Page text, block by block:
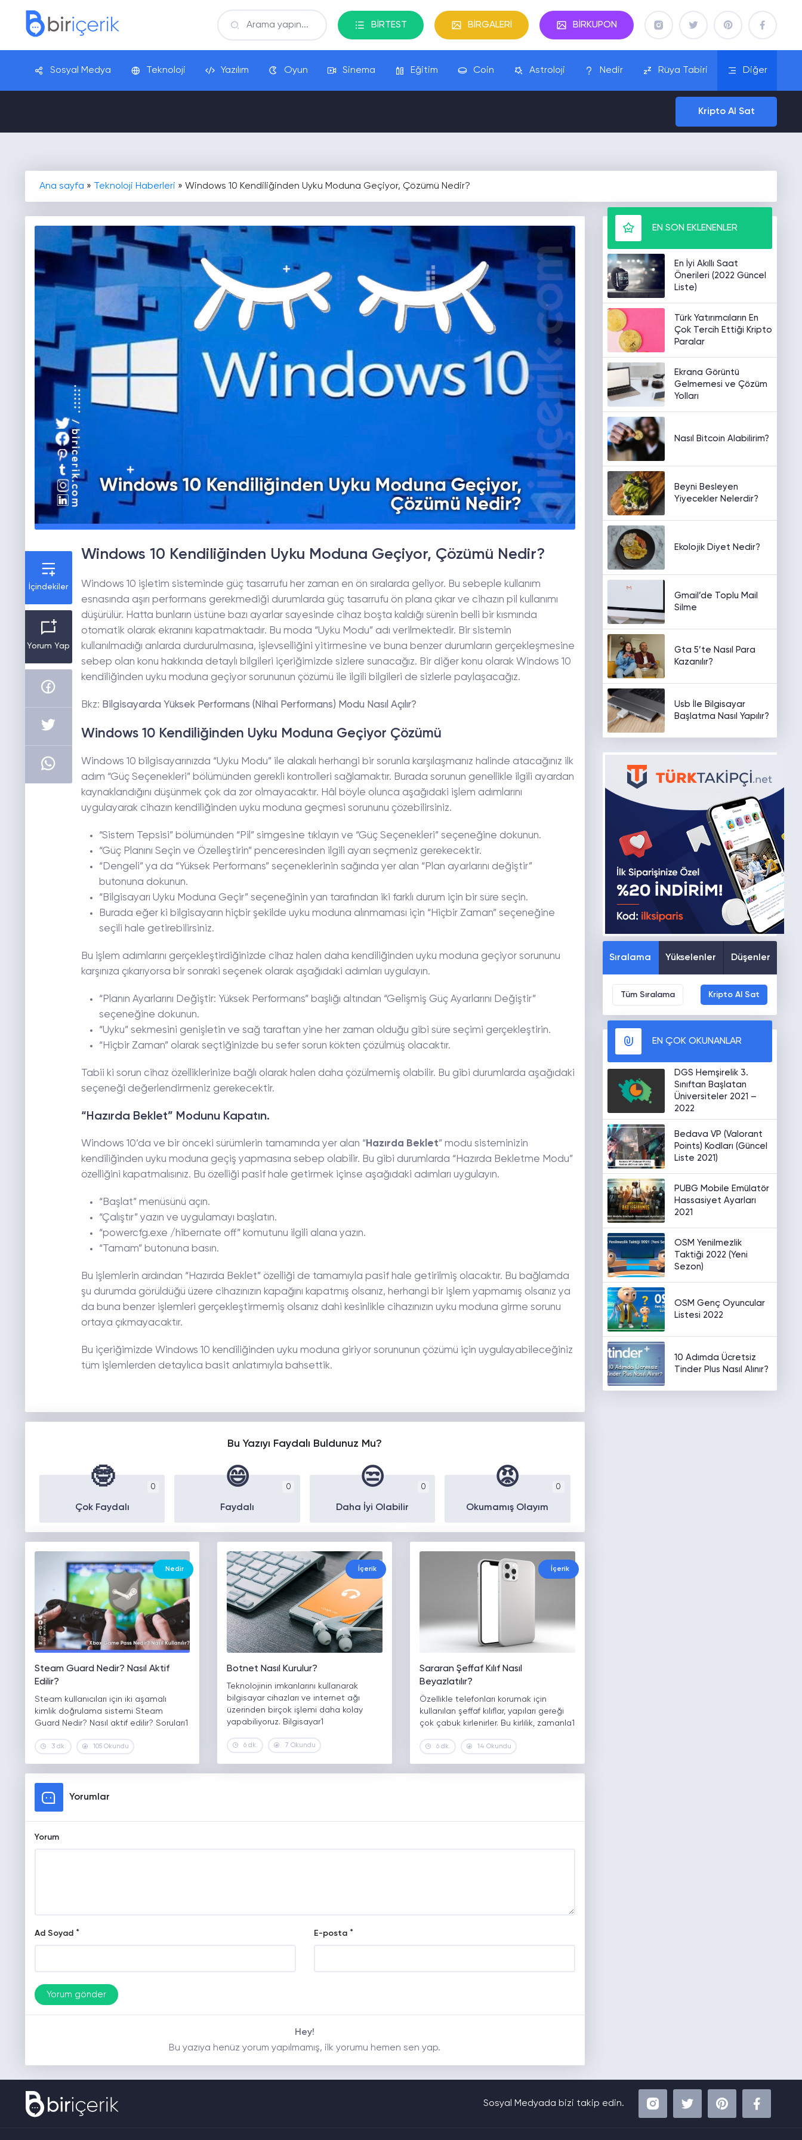
BİRTEST BİRGALERİ BİRKUPON
Sosyal Medya Teknoloji Yazılım Oyun Sinema Eğitim Coin Astroloji Nedir Rüya Tabiri Diğer
Kripto Al Sat
Ana sayfa » Teknoloji Haberleri » Windows 10 Kendiliğinden Uyku Moduna Geçiyor, Çözümü Nedir?
İçindekiler
Yorum Yap
Windows 10 Kendiliğinden Uyku Moduna Geçiyor, Çözümü Nedir?
Windows 10 işletim sisteminde güç tasarrufu her zaman en ön sıralarda geliyor. Bu sebeple kullanım
esnasında aşırı performans gerekmediği durumlarda güç tasarrufu ön plana çıkar ve cihazın pil kullanımı
düşürülür. Hatta bunların üstüne bazı ayarlar sayesinde cihaz boşta kaldığı sürenin belli bir kısmında
otomatik olarak ekranını kapatmaktadır. Bu moda “Uyku Modu” adı verilmektedir. Bir sistemin
kullanılmadığı anlarda durdurulmasına, işlevselliğini yitirmesine ve buna benzer durumların gerçekleşmesine
sebep olan konu hakkında detaylı bilgileri içeriğimizde sizlere sunacağız. Bir diğer konu olarak Windows 10
kendiliğinden uyku moduna geçiyor sorununun çözümü ile ilgili bilgileri de sizlerle paylaşacağız.
Bkz: Bilgisayarda Yüksek Performans (Nihai Performans) Modu Nasıl Açılır?
Windows 10 Kendiliğinden Uyku Moduna Geçiyor Çözümü
Windows 10 bilgisayarınızda “Uyku Modu” ile alakalı herhangi bir sorunla karşılaşmanız halinde atacağınız ilk
adım “Güç Seçenekleri” bölümünden gerekli kontrolleri sağlamaktır. Burada sorunun genellikle ilgili ayardan
kaynaklandığını düşünmek çok da zor olmayacaktır. Hâl böyle olunca aşağıdaki işlem adımlarını
uygulayarak cihazın kendiliğinden uyku moduna geçmesi sorununu çözebilirsiniz.
“Sistem Tepsisi” bölümünden “Pil” simgesine tıklayın ve “Güç Seçenekleri” seçeneğine dokunun.
“Güç Planını Seçin ve Özelleştirin” penceresinden ilgili ayarı seçmeniz gerekecektir.
“Dengeli” ya da “Yüksek Performans” seçeneklerinin sağında yer alan “Plan ayarlarını değiştir”
butonuna dokunun.
“Bilgisayarı Uyku Moduna Geçir” seçeneğinin yan tarafından iki farklı durum için bir süre seçin.
Burada eğer ki bilgisayarın hiçbir şekilde uyku moduna alınmaması için “Hiçbir Zaman” seçeneğine
seçili hale getirebilirsiniz.
Bu işlem adımlarını gerçekleştirdiğinizde cihaz halen daha kendiliğinden uyku moduna geçiyor sorununu
karşınıza çıkarıyorsa bir sonraki seçenek olarak aşağıdaki adımları uygulayın.
“Planın Ayarlarını Değiştir: Yüksek Performans” başlığı altından “Gelişmiş Güç Ayarlarını Değiştir”
seçeneğine dokunun.
“Uyku” sekmesini genişletin ve sağ taraftan yine her zaman olduğu gibi süre seçimi gerçekleştirin.
“Hiçbir Zaman” olarak seçtiğinizde bu sefer sorun kökten çözülmüş olacaktır.
Tabii ki sorun cihaz özelliklerinize bağlı olarak halen daha çözülmemiş olabilir. Bu gibi durumlarda aşağıdaki
seçeneği değerlendirmeniz gerekecektir.
“Hazırda Beklet” Modunu Kapatın.
Windows 10’da ve bir önceki sürümlerin tamamında yer alan “Hazırda Beklet” modu sisteminizin
kendiliğinden uyku moduna geçiş yapmasına sebep olabilir. Bu gibi durumlarda “Hazırda Bekletme Modu”
özelliğini kapatmalısınız. Bu özelliği pasif hale getirmek içinse aşağıdaki adımları uygulayın.
“Başlat” menüsünü açın.
“Çalıştır” yazın ve uygulamayı başlatın.
“powercfg.exe /hibernate off” komutunu ilgili alana yazın.
“Tamam” butonuna basın.
Bu işlemlerin ardından “Hazırda Beklet” özelliği de tamamıyla pasif hale getirilmiş olacaktır. Bu bağlamda
şu durumda görüldüğü üzere cihazınızın kapağını kapatmış olsanız, herhangi bir işlem yapmamış olsanız ya
da buna benzer işlemleri gerçekleştirmemiş olsanız dahi kesinlikle cihazınızın uyku moduna girme sorunu
ortaya çıkmayacaktır.
Bu içeriğimizde Windows 10 kendiliğinden uyku moduna giriyor sorununun çözümü için uygulayabileceğiniz
tüm işlemlerden detaylıca basit anlatımıyla bahsettik.
Bu Yazıyı Faydalı Buldunuz Mu?
0
🤓
Çok Faydalı
0
😄
Faydalı
0
😒
Daha İyi Olabilir
0
😡
Okumamış Olayım
Nedir
Steam Guard Nedir? Nasıl Aktif
Edilir?
Steam kullanıcıları için iki aşamalı
kimlik doğrulama sistemi Steam
Guard Nedir? Nasıl aktif edilir? Soruları1
3 dk. 105 Okundu
İçerik
Botnet Nasıl Kurulur?
Teknolojinin imkanlarını kullanarak
bilgisayar cihazları ve internet ağı
üzerinden birçok işlemi daha kolay
yapabiliyoruz. Bilgisayar1
6 dk. 7 Okundu
İçerik
Sararan Şeffaf Kılıf Nasıl
Beyazlatılır?
Özellikle telefonları korumak için
kullanılan şeffaf kılıflar, yapıları gereği
çok çabuk kirlenirler. Bu kirlilik, zamanla1
6 dk. 14 Okundu
Yorumlar
Yorum
Ad Soyad * E-posta *
Hey!
Bu yazıya henüz yorum yapılmamış, ilk yorumu hemen sen yap.
EN SON EKLENENLER
En İyi Akıllı Saat
Önerileri (2022 Güncel
Liste)
Türk Yatırımcıların En
Çok Tercih Ettiği Kripto
Paralar
Ekrana Görüntü
Gelmemesi ve Çözüm
Yolları
Nasıl Bitcoin Alabilirim?
Beyni Besleyen
Yiyecekler Nelerdir?
Ekolojik Diyet Nedir?
Gmail’de Toplu Mail
Silme
Gta 5’te Nasıl Para
Kazanılır?
Usb İle Bilgisayar
Başlatma Nasıl Yapılır?
Sıralama Yükselenler Düşenler
Tüm Sıralama Kripto Al Sat
EN ÇOK OKUNANLAR
DGS Hemşirelik 3.
Sınıftan Başlatan
Üniversiteler 2021 –
2022
Bedava VP (Valorant
Points) Kodları (Güncel
Liste 2021)
PUBG Mobile Emülatör
Hassasiyet Ayarları
2021
OSM Yenilmezlik
Taktiği 2022 (Yeni
Sezon)
OSM Genç Oyuncular
Listesi 2022
10 Adımda Ücretsiz
Tinder Plus Nasıl Alınır?
Sosyal Medyada bizi takip edin.